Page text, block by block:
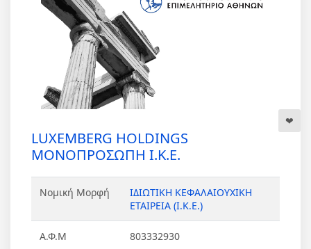
LUXEMBERG HOLDINGS
ΜΟΝΟΠΡΟΣΩΠΗ Ι.Κ.Ε.
Νομική Μορφή
ΙΔΙΩΤΙΚΗ ΚΕΦΑΛΑΙΟΥΧΙΚΗ
ΕΤΑΙΡΕΙΑ (Ι.Κ.Ε.)
Α.Φ.Μ 803332930